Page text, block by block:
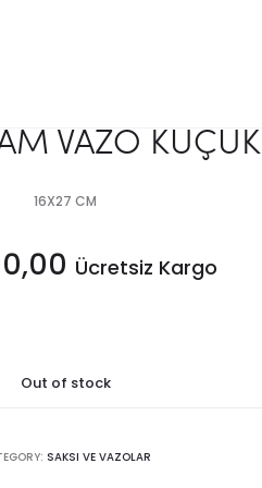
VAZO KÜÇÜK
16X27 CM
Ücretsiz Kargo
Out of stock
SAKSI VE VAZOLAR